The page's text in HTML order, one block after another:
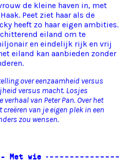
de kleine haven in, met
Peet ziet haar als de
heeft zo haar eigen ambities.
eiland om te
en eindelijk rijk en vrij
eiland kan aanbieden zonder
over eenzaamheid versus
versus macht. Losjes
van Peter Pan. Over het
van je eigen plek in een
zou wensen.